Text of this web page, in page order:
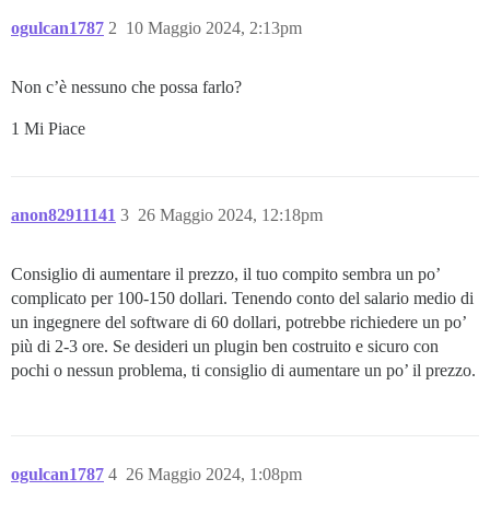
ogulcan1787 10 Maggio 2024, 2:13pm
2
Non c’è nessuno che possa farlo?
1 Mi Piace
anon82911141 26 Maggio 2024, 12:18pm
3
Consiglio di aumentare il prezzo, il tuo compito sembra un po’
complicato per 100-150 dollari. Tenendo conto del salario medio di
un ingegnere del software di 60 dollari, potrebbe richiedere un po’
più di 2-3 ore. Se desideri un plugin ben costruito e sicuro con
pochi o nessun problema, ti consiglio di aumentare un po’ il prezzo.
ogulcan1787 26 Maggio 2024, 1:08pm
4